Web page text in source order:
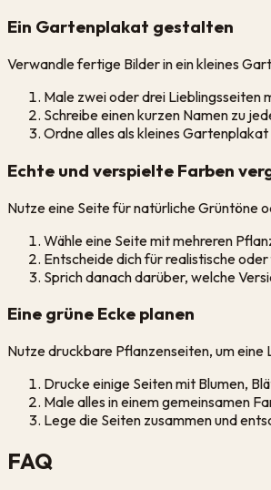
Ein Gartenplakat gestalten
Verwandle fertige Bilder in ein kleines
Male zwei oder drei Lieblingsseiten
Schreibe einen kurzen Namen zu
Ordne alles als kleines Gartenplakat
Echte und verspielte Farben
Nutze eine Seite für natürliche Grüntöne
Wähle eine Seite mit mehreren
Entscheide dich für realistische
Sprich danach darüber, welche
Eine grüne Ecke planen
Nutze druckbare Pflanzenseiten, um
Drucke einige Seiten mit Blumen,
Male alles in einem gemeinsamen
Lege die Seiten zusammen und
FAQ